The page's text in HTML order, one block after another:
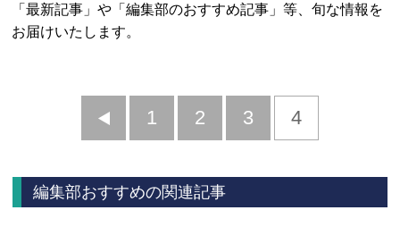
「最新記事」や「編集部のおすすめ記事」等、旬な情報を
お届けいたします。
前
1 2 3 4
編集部おすすめの関連記事